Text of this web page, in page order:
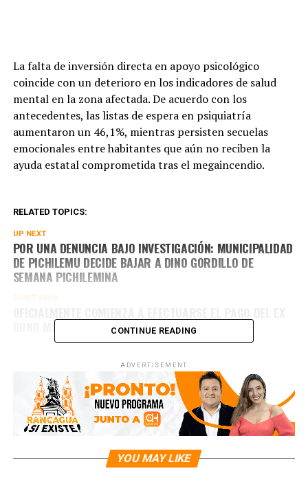
La falta de inversión directa en apoyo psicológico
coincide con un deterioro en los indicadores de salud
mental en la zona afectada. De acuerdo con los
antecedentes, las listas de espera en psiquiatría
aumentaron un 46,1%, mientras persisten secuelas
emocionales entre habitantes que aún no reciben la
ayuda estatal comprometida tras el megaincendio.
RELATED TOPICS:
UP NEXT
POR UNA DENUNCIA BAJO INVESTIGACIÓN: MUNICIPALIDAD
DE PICHILEMU DECIDE BAJAR A DINO GORDILLO DE
SEMANA PICHILEMINA
DON'T MISS
BONO MARZO 2026
CONTINUE READING
ADVERTISEMENT
YOU MAY LIKE